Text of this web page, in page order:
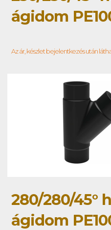
ágidom
Az ár, készlet bejelentkezés után
280/280/45°
ágidom